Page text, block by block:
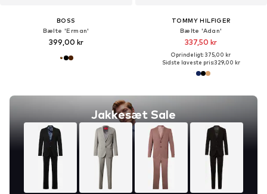
BOSS
Bælte 'Erman'
399,00 kr
Jakkesæt Sale
TOMMY HILFIGER
Bælte 'Adan'
337,50 kr
Oprindeligt: 375,00 kr
Sidste laveste pris:329,00 kr